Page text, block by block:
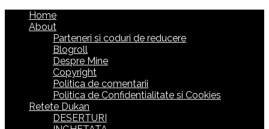
Home
About
Parteneri si coduri de reducere
Blogroll
Despre Mine
Copyright
Politica de comentarii
Politica de Confidentialitate si Cookies
Retete Dukan
DESERTURI